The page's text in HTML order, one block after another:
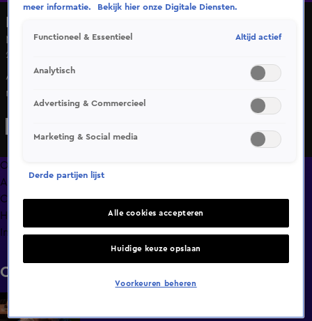
Michael is al snel opgeladen
21 juni 2024, 16:45
Aan rustig wakker worden doet Michael niet. Iedereen
mag het weten dat hij al opgeladen is.
Overzicht
Afleveringen
Clips
Hoe is het nu met?
Info
Clips
6:32
meer informatie.
Bekijk hier onze Digitale Diensten.
Functioneel & Essentieel Altijd actief
Analytisch
Advertising & Commercieel
Marketing & Social media
Derde partijen lijst
Alle cookies accepteren
Huidige keuze opslaan
Voorkeuren beheren